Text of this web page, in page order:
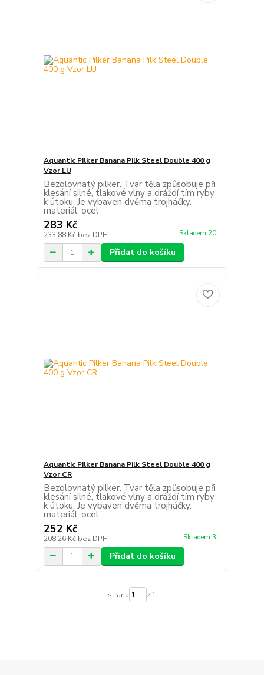
Aquantic Pilker Banana Pilk Steel Double 400 g
Vzor LU
Bezolovnatý pilker. Tvar těla způsobuje při
klesání silné, tlakové vlny a dráždí tím ryby
k útoku. Je vybaven dvěma trojháčky.
materiál: ocel
283 Kč
233,88 Kč bez DPH Skladem 20
Přidat do košíku
Aquantic Pilker Banana Pilk Steel Double 400 g
Vzor CR
Bezolovnatý pilker. Tvar těla způsobuje při
klesání silné, tlakové vlny a dráždí tím ryby
k útoku. Je vybaven dvěma trojháčky.
materiál: ocel
252 Kč
208,26 Kč bez DPH Skladem 3
Přidat do košíku
strana z 1